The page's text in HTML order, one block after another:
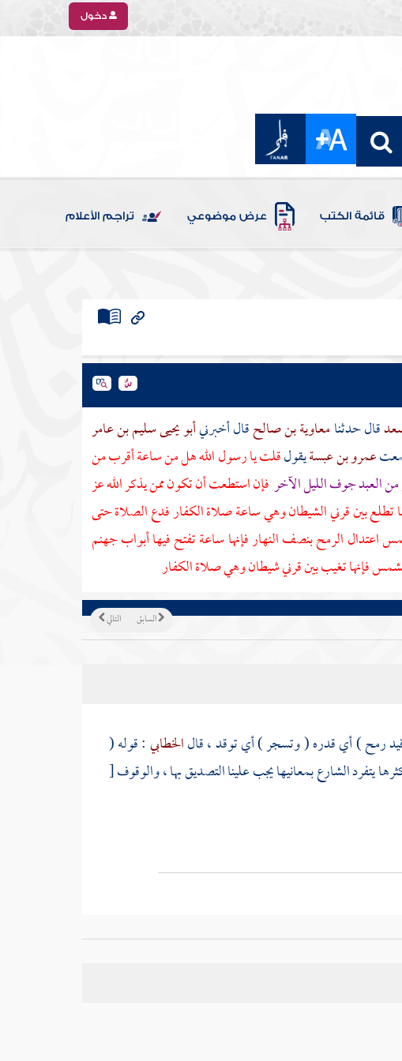
دخول
قائمة الكتب عرض موضوعي تراجم الأعلام
قال حدثنامعاوية بن صالحقال أخبرنيأبو يحيى سليم بن عامر
عمرو بن عبسةيقولقلت يا رسول الله هل من ساعة أقرب من
العبد جوف الليل الآخرفإن استطعت أن تكون ممن يذكر الله عز
بين قرني الشيطان وهي ساعة صلاة الكفار فدع الصلاة حتى
الرمح بنصف النهار فإنها ساعة تفتح فيها أبواب جهنم
فإنها تغيب بين قرني شيطان وهي صلاة الكفار
التالي السابق
الخطابي: قوله (
يتفرد الشارع بمعانيها يجب علينا التصديق بها ، والوقوف[